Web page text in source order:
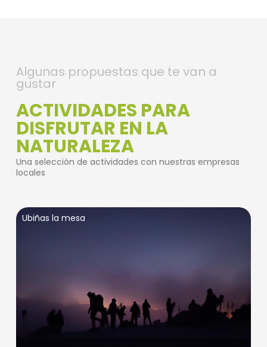
Algunas propuestas que te van a
gustar
ACTIVIDADES PARA
DISFRUTAR EN LA
NATURALEZA
Una selección de actividades con nuestras empresas
locales
Ubiñas la mesa